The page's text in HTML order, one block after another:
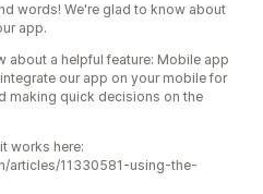
words! We're glad to know about
app.
about a helpful feature: Mobile app
our app on your mobile for
making quick decisions on the
works here:
articles/11330581-using-the-